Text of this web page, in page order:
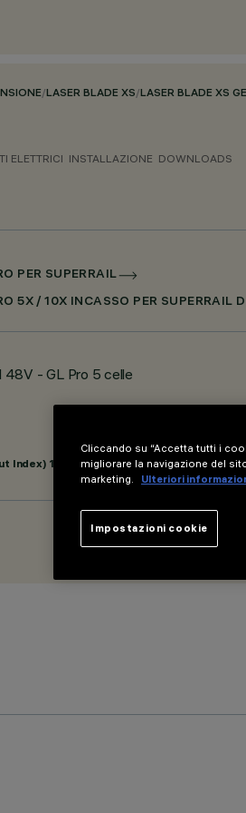
/LASER BLADE XS/LASER BLADE XS
ELETTRICI INSTALLAZIONE DOWNLOADS
PER SUPERRAIL
5X / 10X INCASSO PER SUPERRAIL
48V - GL Pro 5 celle
Index) 102
Cliccando su “Accetta tutti i
migliorare la navigazione del
marketing.
Ulteriori
Impostazioni cookie